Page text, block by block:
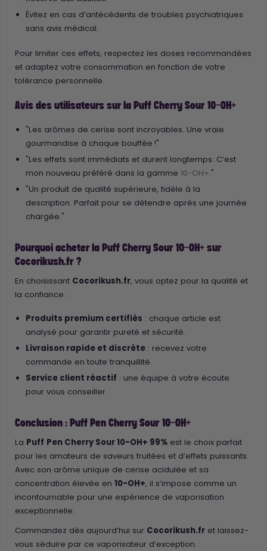
Évitez en cas d’antécédents de troubles psychiatriques
sans avis médical.
Pour limiter ces effets, respectez les doses recommandées
et adaptez votre consommation en fonction de votre
tolérance personnelle.
Avis des utilisateurs sur la Puff Cherry Sour 10-OH+
"Les arômes de cerise sont incroyables. Une vraie
gourmandise à chaque bouffée !"
"Les effets sont immédiats et durent longtemps. C’est
mon nouveau préféré dans la gamme 10-OH+."
"Un produit de qualité supérieure, fidèle à la
description. Parfait pour se détendre après une journée
chargée."
Pourquoi acheter la Puff Cherry Sour 10-OH+ sur
Cocorikush.fr ?
En choisissant Cocorikush.fr, vous optez pour la qualité et
la confiance :
Produits premium certifiés : chaque article est
analysé pour garantir pureté et sécurité.
Livraison rapide et discrète : recevez votre
commande en toute tranquillité.
Service client réactif : une équipe à votre écoute
pour vous conseiller.
Conclusion : Puff Pen Cherry Sour 10-OH+
La Puff Pen Cherry Sour 10-OH+ 99% est le choix parfait
pour les amateurs de saveurs fruitées et d’effets puissants.
Avec son arôme unique de cerise acidulée et sa
concentration élevée en 10-OH+, il s’impose comme un
incontournable pour une expérience de vaporisation
exceptionnelle.
Commandez dès aujourd’hui sur Cocorikush.fr et laissez-
vous séduire par ce vaporisateur d’exception.